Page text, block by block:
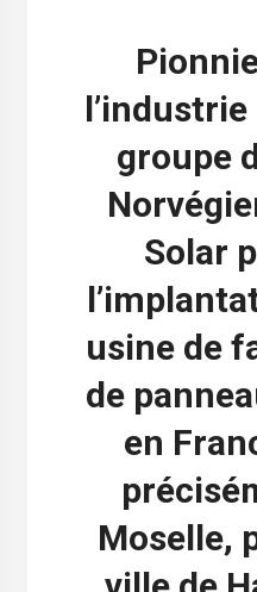
groupe
Solar
usine de
de
en
Moselle,